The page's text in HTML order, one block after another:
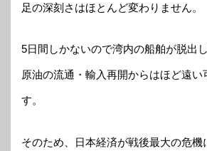
足の深刻さはほとんど変わりません。
5日間しかないので湾内の船舶が脱出
原油の流通・輸入再開からはほど遠い
す。
そのため、日本経済が戦後最大の危機